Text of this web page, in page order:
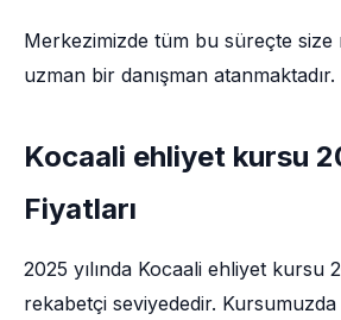
Merkezimizde tüm bu süreçte
uzman bir danışman atanmaktadır.
Kocaali ehliyet kursu
Fiyatları
2025 yılında Kocaali ehliyet kursu
rekabetçi seviyededir.